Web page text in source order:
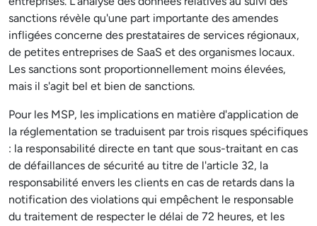
sanctions révèle qu'une part importante des amendes
infligées concerne des prestataires de services régionaux,
de petites entreprises de SaaS et des organismes locaux.
Les sanctions sont proportionnellement moins élevées,
mais il s'agit bel et bien de sanctions.
Pour les MSP, les implications en matière d'application de
la réglementation se traduisent par trois risques spécifiques
: la responsabilité directe en tant que sous-traitant en cas
de défaillances de sécurité au titre de l'article 32, la
responsabilité envers les clients en cas de retards dans la
notification des violations qui empêchent le responsable
du traitement de respecter le délai de 72 heures, et les